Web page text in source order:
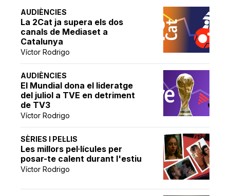
AUDIÈNCIES
La 2Cat ja supera els dos
canals de Mediaset a
Catalunya
Víctor Rodrigo
AUDIÈNCIES
El Mundial dona el lideratge
del juliol a TVE en detriment
de TV3
Víctor Rodrigo
SÈRIES I PEL·LIS
Les millors pel·lícules per
posar-te calent durant l'estiu
Víctor Rodrigo